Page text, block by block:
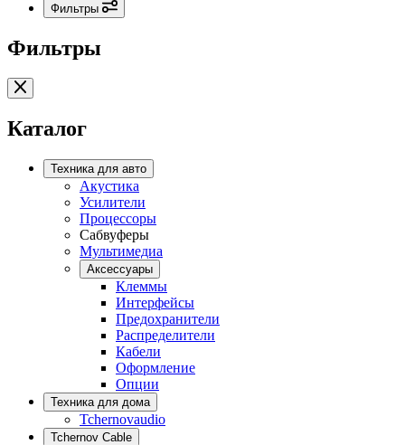
Фильтры
Фильтры
Каталог
Техника для авто
Акустика
Усилители
Процессоры
Сабвуферы
Мультимедиа
Аксессуары
Клеммы
Интерфейсы
Предохранители
Распределители
Кабели
Оформление
Опции
Техника для дома
Tchernovaudio
Tchernov Cable